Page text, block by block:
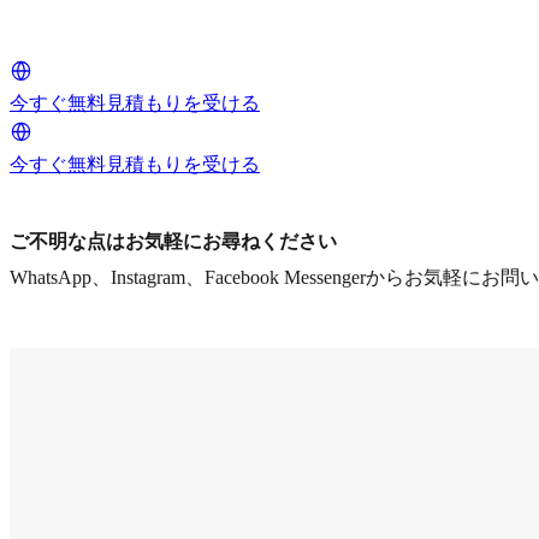
今すぐ無料見積もりを受ける
今すぐ無料見積もりを受ける
ご不明な点はお気軽にお尋ねください
WhatsApp、Instagram、Facebook Messengerからお気軽にお問